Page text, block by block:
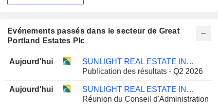
Evénements passés dans le secteur de Great
Portland Estates Plc
Aujourd'hui
SUNLIGHT REAL ESTATE INVESTMENT TRUST
Publication des résultats - Q2 2026
Aujourd'hui
SUNLIGHT REAL ESTATE INVESTMENT TRUST
Réunion du Conseil d'Administration